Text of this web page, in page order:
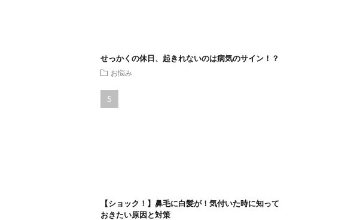
せっかくの休日、起きれないのは病気のサイン！？
お悩み
【ショック！】鼻毛に白髪が！気付いた時に知って
おきたい原因と対策